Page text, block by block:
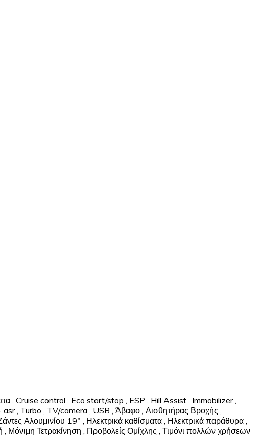
, Cruise control , Eco start/stop , ESP , Hill Assist , Immobilizer ,
asr, Turbo , TV/camera , USB , Άβαφο , Αισθητήρας Βροχής ,
Αλουμινίου 19" , Ηλεκτρικά καθίσματα , Ηλεκτρικά παράθυρα ,
, Μόνιμη Τετρακίνηση , Προβολείς Ομίχλης , Τιμόνι πολλών χρήσεων